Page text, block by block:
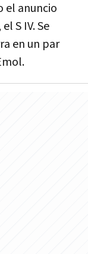
el anuncio
S IV. Se
en un par